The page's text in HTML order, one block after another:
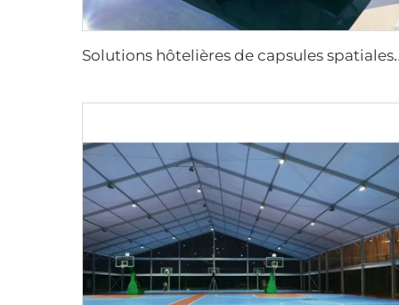
olutions hôtelières de capsules spatiales de luxe pour